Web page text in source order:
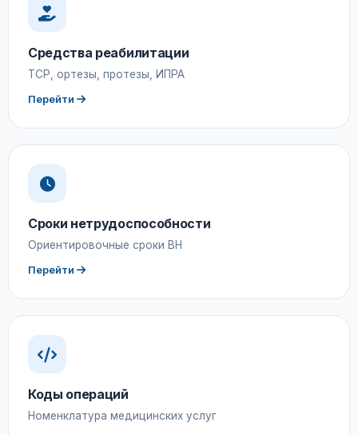
Средства реабилитации
ТСР, ортезы, протезы, ИПРА
Перейти
Сроки нетрудоспособности
Ориентировочные сроки ВН
Перейти
Коды операций
Номенклатура медицинских услуг